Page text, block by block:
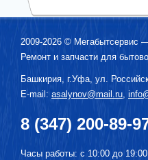
2009-2026 © Мегабытсервис
Ремонт и запчасти для
Башкирия, г.Уфа ул.
E-mail: asalynov@mail.ru
8 (347) 200-89-
Часы работы: с 10:00 до